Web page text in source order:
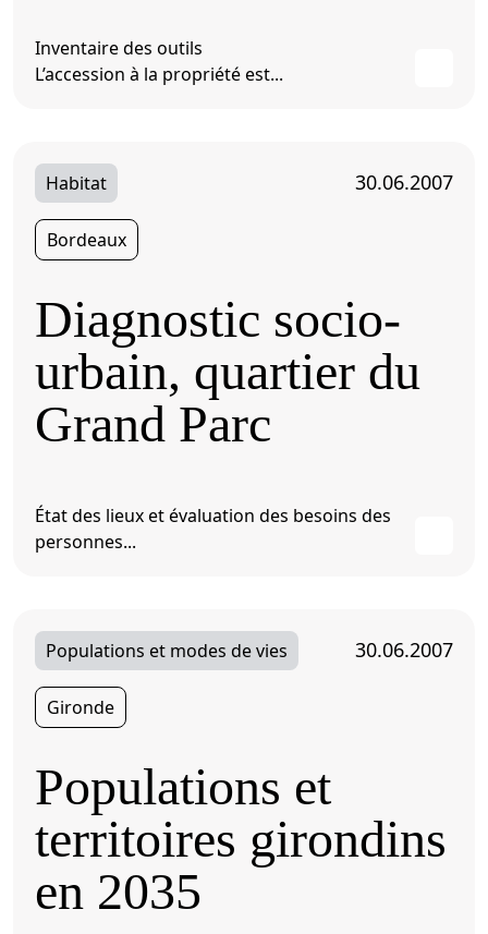
Inventaire des outils
L’accession à la propriété est...
Habitat 30.06.2007
Bordeaux
Diagnostic socio-
urbain, quartier du
Grand Parc
État des lieux et évaluation des besoins des
personnes...
Populations et modes de vies 30.06.2007
Gironde
Populations et
territoires girondins
en 2035